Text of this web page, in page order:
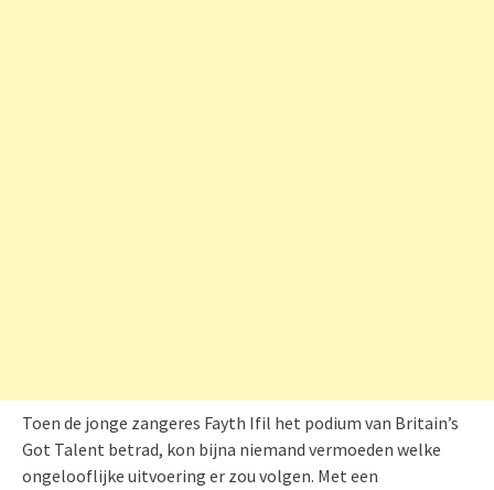
Toen de jonge zangeres Fayth Ifil het podium van Britain’s
Got Talent betrad, kon bijna niemand vermoeden welke
ongelooflijke uitvoering er zou volgen. Met een